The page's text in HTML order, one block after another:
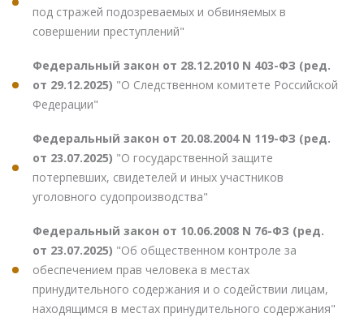
под стражей подозреваемых и обвиняемых в
совершении преступлений"
Федеральный закон от 28.12.2010 N 403-ФЗ (ред.
от 29.12.2025) "О Следственном комитете Российской
Федерации"
Федеральный закон от 20.08.2004 N 119-ФЗ (ред.
от 23.07.2025) "О государственной защите
потерпевших, свидетелей и иных участников
уголовного судопроизводства"
Федеральный закон от 10.06.2008 N 76-ФЗ (ред.
от 23.07.2025) "Об общественном контроле за
обеспечением прав человека в местах
принудительного содержания и о содействии лицам,
находящимся в местах принудительного содержания"